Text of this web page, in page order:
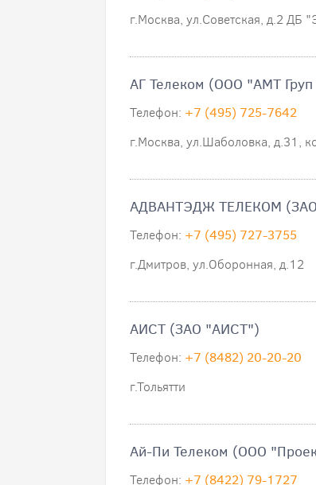
г.Москва, ул.Советская, д.2 ДБ
АГ Телеком (ООО "АМТ
Телефон: +7 (495) 725-7642
г.Москва, ул.Шаболовка, д.31,
АДВАНТЭДЖ ТЕЛЕКОМ
Телефон: +7 (495) 727-3755
г.Дмитров, ул.Оборонная, д.12
АИСТ (ЗАО "АИСТ")
Телефон: +7 (8482) 20-20-20
г.Тольятти
Ай-Пи Телеком (ООО
Телефон: +7 (8422) 79-1727